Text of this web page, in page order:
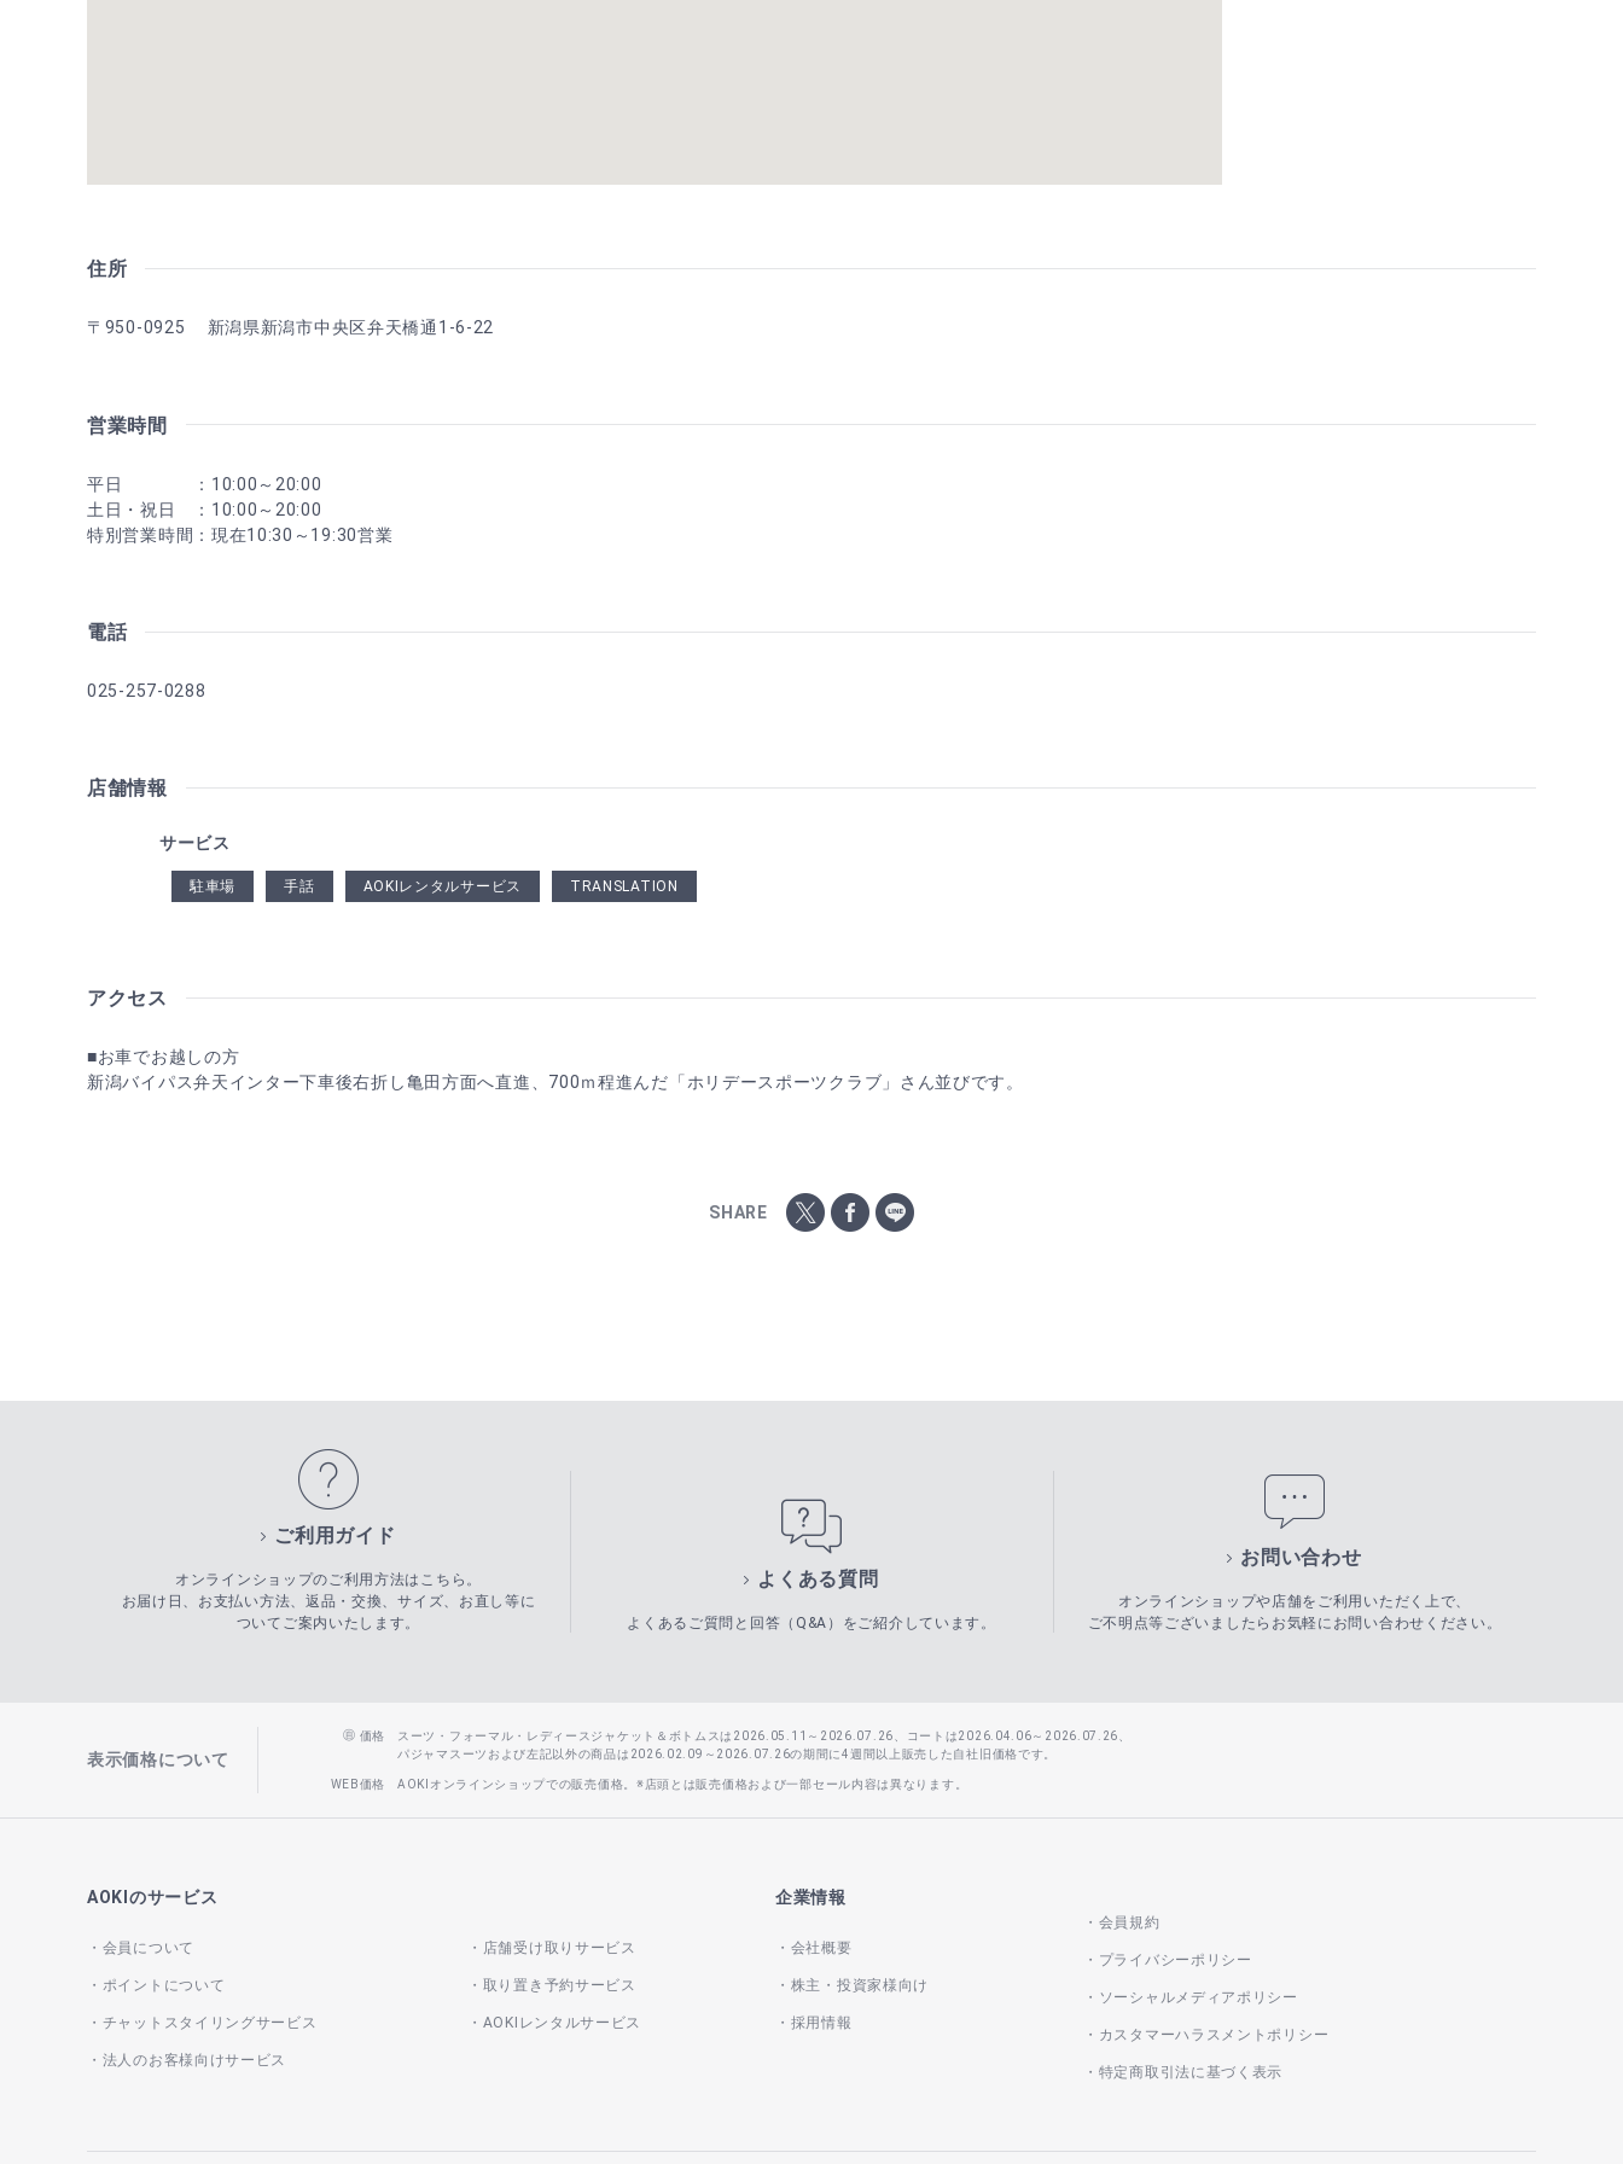
住所
〒950-0925 新潟県新潟市中央区弁天橋通1-6-22
営業時間
平日 ：10:00～20:00
土日・祝日 ：10:00～20:00
特別営業時間：現在10:30～19:30営業
電話
025-257-0288
店舗情報
サービス
駐車場 手話 AOKIレンタルサービス TRANSLATION
アクセス
■お車でお越しの方
新潟バイパス弁天インター下車後右折し亀田方面へ直進、700ｍ程進んだ「ホリデースポーツクラブ」さん並びです。
SHARE
ご利用ガイド
オンラインショップのご利用方法はこちら。
お届け日、お支払い方法、返品・交換、サイズ、お直し等に
ついてご案内いたします。
よくある質問
よくあるご質問と回答（Q&A）をご紹介しています。
お問い合わせ
オンラインショップや店舗をご利用いただく上で、
ご不明点等ございましたらお気軽にお問い合わせください。
表示価格について
価格
スーツ・フォーマル・レディースジャケット＆ボトムスは2026.05.11～2026.07.26、コートは2026.04.06～2026.07.26、
パジャマスーツおよび左記以外の商品は2026.02.09～2026.07.26の期間に4週間以上販売した自社旧価格です。
WEB価格 AOKIオンラインショップでの販売価格。※店頭とは販売価格および一部セール内容は異なります。
AOKIのサービス
会員について
ポイントについて
チャットスタイリングサービス
店舗受け取りサービス
取り置き予約サービス
AOKIレンタルサービス
法人のお客様向けサービス
企業情報
会社概要
株主・投資家様向け
採用情報
会員規約
プライバシーポリシー
ソーシャルメディアポリシー
カスタマーハラスメントポリシー
特定商取引法に基づく表示